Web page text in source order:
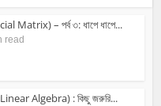
Matrix) – পর্ব ৩: ধাপে ধাপে...
read
(Linear Algebra) : কিছু জরুরি...